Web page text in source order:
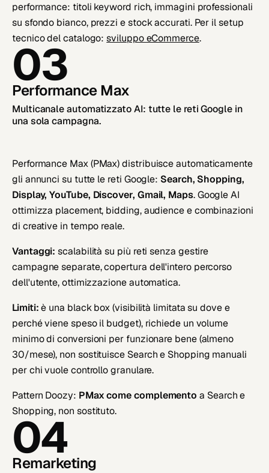
performance: titoli keyword rich, immagini professionali
su sfondo bianco, prezzi e stock accurati. Per il setup
tecnico del catalogo:sviluppo eCommerce.
03
Performance Max
Multicanale automatizzato AI: tutte le reti Google in
una sola campagna.
Performance Max (PMax) distribuisce automaticamente
gli annunci su tutte le reti Google: Search, Shopping,
Display, YouTube, Discover, Gmail, Maps. Google AI
ottimizza placement, bidding, audience e combinazioni
di creative in tempo reale.
Vantaggi: scalabilità su più reti senza gestire
campagne separate, copertura dell'intero percorso
dell'utente, ottimizzazione automatica.
Limiti:è una black box (visibilità limitata su dove e
perché viene speso il budget), richiede un volume
minimo di conversioni per funzionare bene (almeno
30/mese), non sostituisce Search e Shopping manuali
per chi vuole controllo granulare.
Pattern Doozy: PMax come complemento a Search e
Shopping, non sostituto.
04
Remarketing